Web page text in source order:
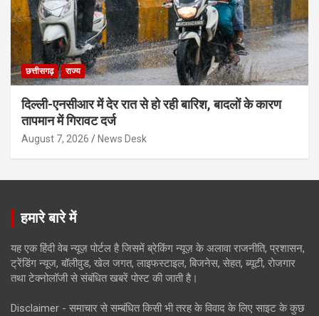
छत्तीसगढ़ राज्य
दिल्ली-एनसीआर में देर रात से हो रही बारिश, बादलों के कारण
तापमान में गिरावट दर्ज
August 7, 2026 News Desk
हमारे बारे में
यह एक हिंदी वेब न्यूज़ पोर्टल है जिसमें ब्रेकिंग न्यूज़ के अलावा राजनीति, प्रशासन,
ट्रेंडिंग न्यूज, बॉलीवुड, खेल जगत, लाइफस्टाइल, बिजनेस, सेहत, ब्यूटी, रोजगार
तथा टेक्नोलॉजी से संबंधित खबरें पोस्ट की जाती है।
Disclaimer - समाचार से सम्बंधित किसी भी तरह के विवाद के लिए साइट के कुछ